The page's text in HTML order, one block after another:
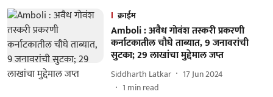
क्राईम
Amboli : अवैध गोवंश तस्करी प्रकरणी
कर्नाटकातील चाैघे ताब्यात, 9 जनावरांची
सुटका; 29 लाखांचा मुद्देमाल जप्त
Siddharth Latkar
17 Jun 2024
1 min read